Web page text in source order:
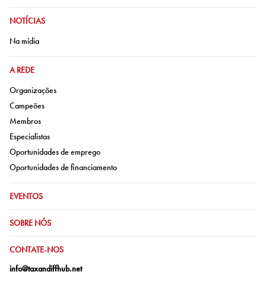
IR PARA:
NOTÍCIAS
Ir para:
Na mídia
IR PARA:
A REDE
Ir para:
Organizações
Ir para:
Campeões
Ir para:
Membros
Ir para:
Especialistas
Ir para:
Oportunidades de emprego
Ir para:
Oportunidades de financiamento
IR PARA:
EVENTOS
IR PARA:
SOBRE NÓS
IR PARA:
CONTATE-NOS
info@taxandiffhub.net